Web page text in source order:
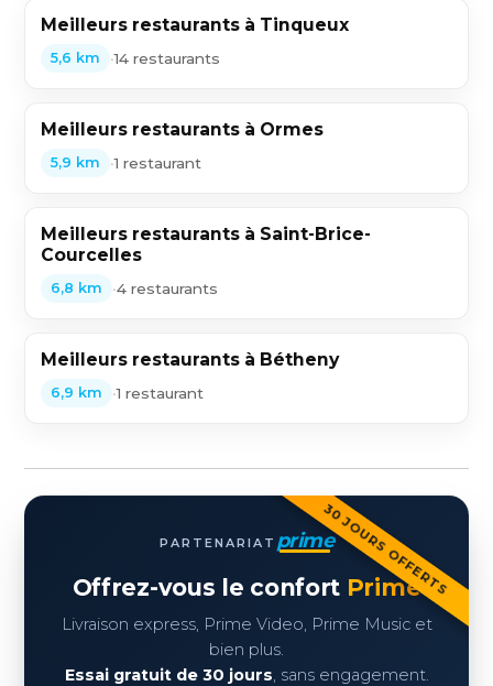
Meilleurs restaurants à Tinqueux
5,6 km •14 restaurants
Meilleurs restaurants à Ormes
5,9 km •1 restaurant
Meilleurs restaurants à Saint-Brice-
Courcelles
6,8 km •4 restaurants
Meilleurs restaurants à Bétheny
6,9 km •1 restaurant
30 JOURS OFFERTS
PARTENARIAT prime
Offrez-vous le confort Prime
Livraison express, Prime Video, Prime Music et
bien plus.
Essai gratuit de 30 jours, sans engagement.